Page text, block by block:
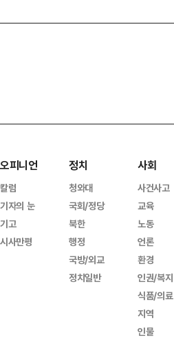
오피니언
칼럼
기자의 눈
기고
시사만평
정치
청와대
국회/정당
북한
행정
국방/외교
정치일반
사회
사건사고
교육
노동
언론
환경
인권/복지
식품/의료
지역
인물